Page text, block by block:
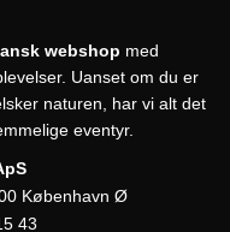
webshop med
Uanset om du er
naturen, har vi alt det
eventyr.
København Ø
43